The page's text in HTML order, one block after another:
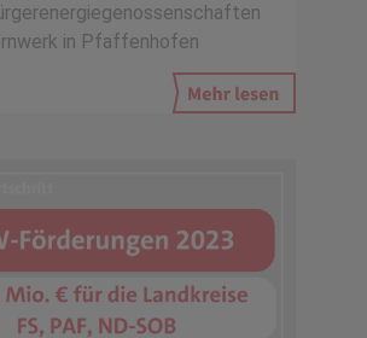
in Pfaffenhofen